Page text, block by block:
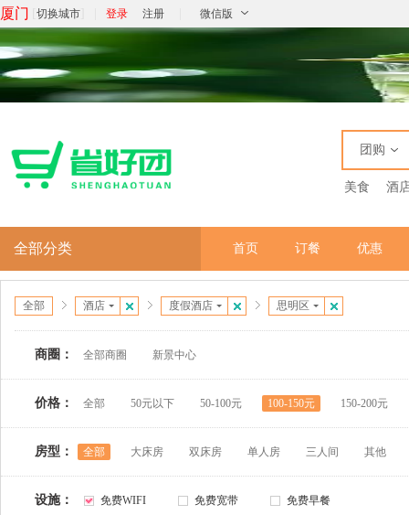
厦门 切换城市 登录 注册 微信版
团购
美食 酒
全部分类 首页 订餐 优惠
全部 酒店 度假酒店 思明区
商圈： 全部商圈 新景中心
价格： 全部 50元以下 50-100元 100-150元 150-200元
房型： 全部 大床房 双床房 单人房 三人间 其他
设施： 免费WIFI 免费宽带 免费早餐